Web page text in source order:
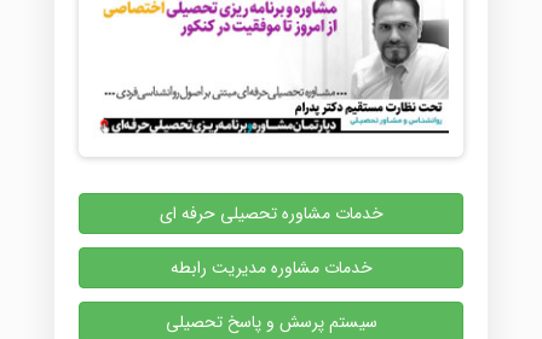
خدمات مشاوره تحصیلی حرفه ای
خدمات مشاوره مدیریت رابطه
سیستم پرسش و پاسخ تحصیلی